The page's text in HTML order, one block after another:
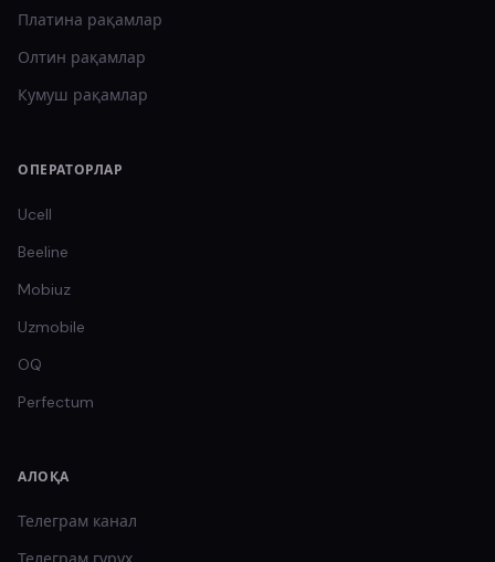
Платина рақамлар
Олтин рақамлар
Кумуш рақамлар
ОПЕРАТОРЛАР
Ucell
Beeline
Mobiuz
Uzmobile
OQ
Perfectum
АЛОҚА
Телеграм канал